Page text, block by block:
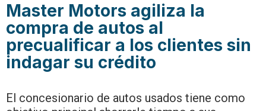
Master Motors agiliza la
compra de autos al
precualificar a los clientes sin
indagar su crédito
El concesionario de autos usados tiene como